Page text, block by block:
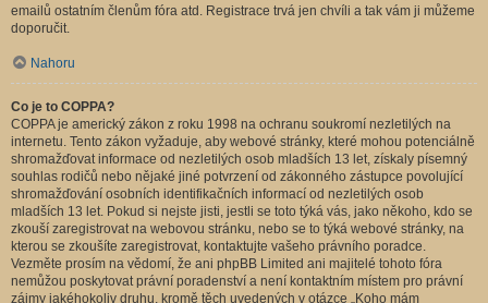
emailů ostatním členům fóra atd. Registrace trvá jen chvíli a tak vám ji můžeme
doporučit.
Nahoru
Co je to COPPA?
COPPA je americký zákon z roku 1998 na ochranu soukromí nezletilých na
internetu. Tento zákon vyžaduje, aby webové stránky, které mohou potenciálně
shromažďovat informace od nezletilých osob mladších 13 let, získaly písemný
souhlas rodičů nebo nějaké jiné potvrzení od zákonného zástupce povolující
shromažďování osobních identifikačních informací od nezletilých osob
mladších 13 let. Pokud si nejste jisti, jestli se toto týká vás, jako někoho, kdo se
zkouší zaregistrovat na webovou stránku, nebo se to týká webové stránky, na
kterou se zkoušíte zaregistrovat, kontaktujte vašeho právního poradce.
Vezměte prosím na vědomí, že ani phpBB Limited ani majitelé tohoto fóra
nemůžou poskytovat právní poradenství a není kontaktním místem pro právní
zájmy jakéhokoliv druhu, kromě těch uvedených v otázce „Koho mám